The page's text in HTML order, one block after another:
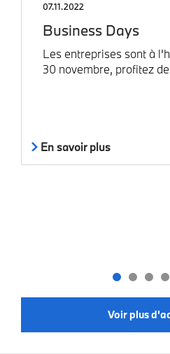
07.11.2022
Business Days
Les entreprises sont à
30 novembre, profitez
En savoir plus
Voir plus